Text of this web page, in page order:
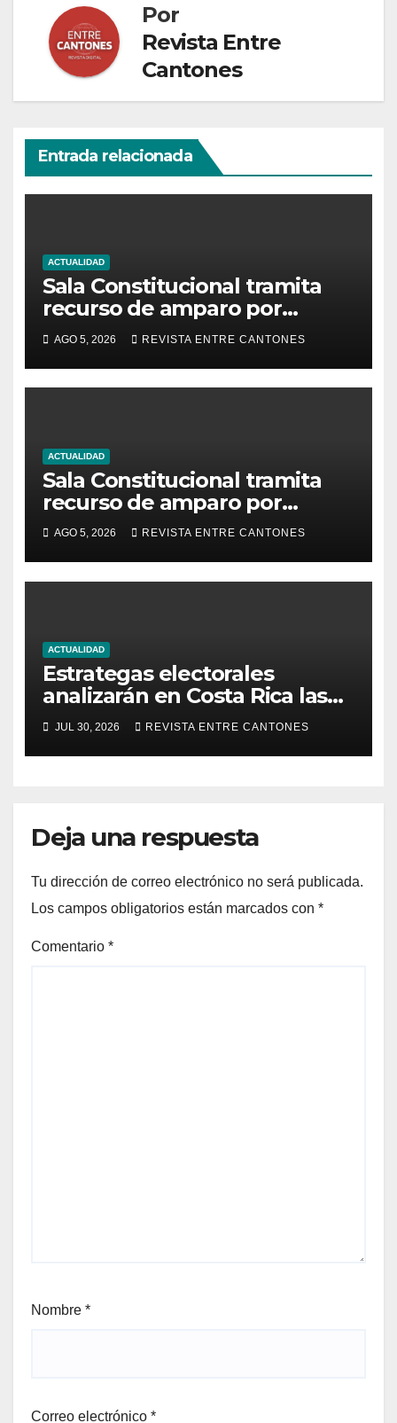
Por
Revista Entre
Cantones
Entrada relacionada
ACTUALIDAD
Sala Constitucional tramita
recurso de amparo por
presunta falta de respuesta
en relación con los
fundamentos técnicos del
AGO 5, 2026 REVISTA ENTRE CANTONES
ACTUALIDAD
Sala Constitucional tramita
recurso de amparo por
presunta falta de respuesta
en relación con los
fundamentos técnicos del
AGO 5, 2026 REVISTA ENTRE CANTONES
ACTUALIDAD
Estrategas electorales
analizarán en Costa Rica las
nuevas formas de conquistar
al votante
JUL 30, 2026 REVISTA ENTRE CANTONES
Deja una respuesta
Tu dirección de correo electrónico no será publicada.
Los campos obligatorios están marcados con *
Comentario *
Nombre *
Correo electrónico *